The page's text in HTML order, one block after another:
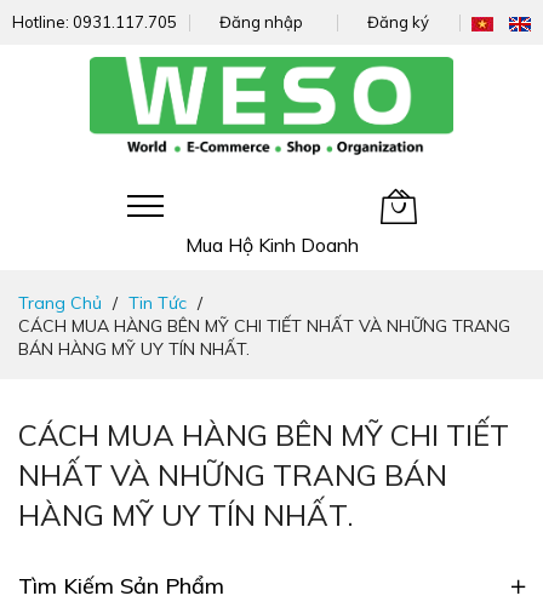
Hotline: 0931.117.705 Đăng nhập Đăng ký
Mua Hộ Kinh Doanh
nhanh
đến
nội
Trang Chủ
Tin Tức
CÁCH MUA HÀNG BÊN MỸ CHI TIẾT NHẤT VÀ NHỮNG TRANG
BÁN HÀNG MỸ UY TÍN NHẤT.
CÁCH MUA HÀNG BÊN MỸ CHI TIẾT
NHẤT VÀ NHỮNG TRANG BÁN
HÀNG MỸ UY TÍN NHẤT.
Tìm Kiếm Sản Phẩm